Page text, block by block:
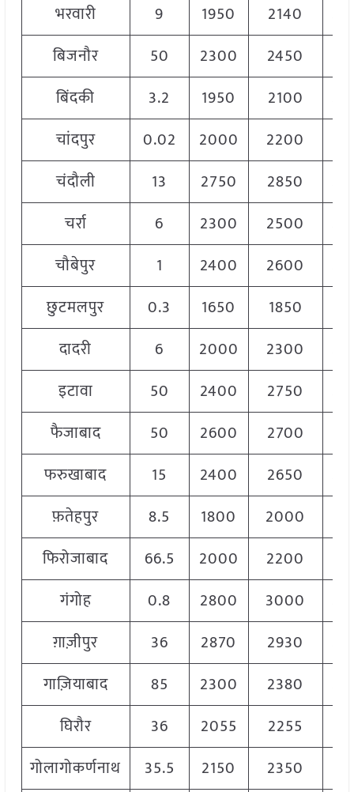
भरवारी
9 1950 2140
बिजनौर
50 2300 2450
बिंदकी
3.2 1950 2100
चांदपुर
0.02 2000 2200
चंदौली
13 2750 2850
चर्रा
6 2300 2500
चौबेपुर
1 2400 2600
छुटमलपुर
0.3 1650 1850
दादरी
6 2000 2300
इटावा
50 2400 2750
फैजाबाद
50 2600 2700
फरुखाबाद
15 2400 2650
फ़तेहपुर
8.5 1800 2000
फिरोजाबाद
66.5 2000 2200
गंगोह
0.8 2800 3000
ग़ाज़ीपुर
36 2870 2930
गाज़ियाबाद
85 2300 2380
घिरौर
36 2055 2255
गोलागोकर्णनाथ
35.5 2150 2350